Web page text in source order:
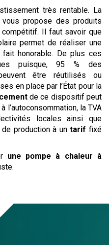
très rentable. La
vous propose des produits
Il faut savoir que
permet de réaliser une
honorable. De plus ces
puisque, 95 % des
être réutilisés ou
en place par l’État pour la
de ce dispositif peut
l’autoconsommation, la TVA
locales ainsi que
de production à untarif fixé
une pompe à chaleur à